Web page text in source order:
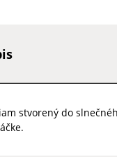
stvorený do